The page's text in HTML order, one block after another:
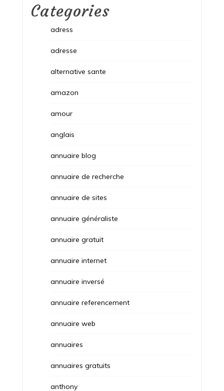
Categories
adress
adresse
alternative sante
amazon
amour
anglais
annuaire blog
annuaire de recherche
annuaire de sites
annuaire généraliste
annuaire gratuit
annuaire internet
annuaire inversé
annuaire referencement
annuaire web
annuaires
annuaires gratuits
anthony